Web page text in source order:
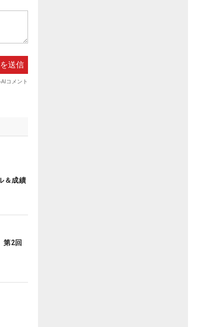
＆成績
第2回